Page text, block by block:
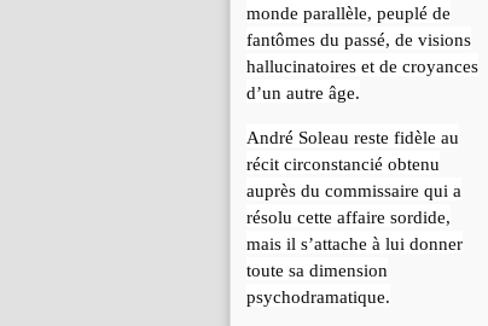
monde parallèle, peuplé de
fantômes du passé, de visions
hallucinatoires et de croyances
d’un autre âge.
André Soleau reste fidèle au
récit circonstancié obtenu
auprès du commissaire qui a
résolu cette affaire sordide,
mais il s’attache à lui donner
toute sa dimension
psychodramatique.